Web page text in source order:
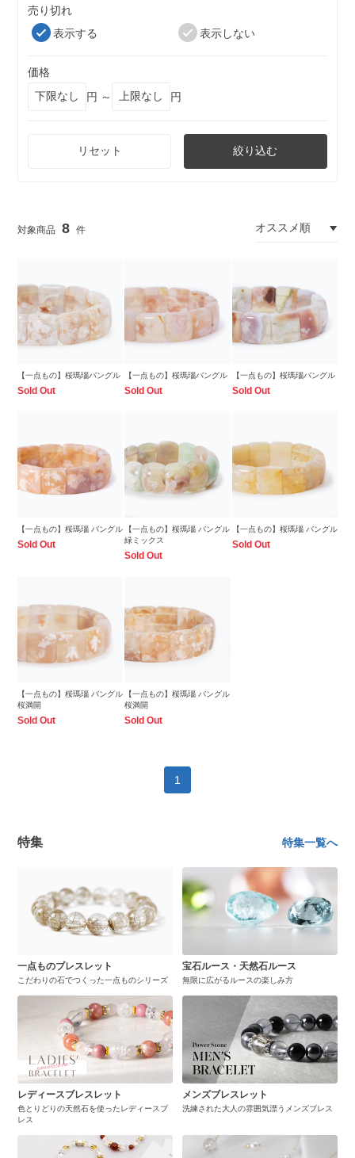
売り切れ
表示する
表示しない
価格
円 ～
円
リセット 絞り込む
8
【一点もの】桜瑪瑙バングル
Sold Out
【一点もの】桜瑪瑙バングル
Sold Out
【一点もの】桜瑪瑙バングル
Sold Out
【一点もの】桜瑪瑙 バングル
Sold Out
【一点もの】桜瑪瑙 バングル
緑ミックス
Sold Out
【一点もの】桜瑪瑙 バングル
Sold Out
【一点もの】桜瑪瑙 バングル
桜満開
Sold Out
【一点もの】桜瑪瑙 バングル
桜満開
Sold Out
1
特集 特集一覧へ
一点ものブレスレット
こだわりの石でつくった一点ものシリーズ
宝石ルース・天然石ルース
無限に広がるルースの楽しみ方
レディースブレスレット
色とりどりの天然石を使ったレディースブ
レス
メンズブレスレット
洗練された大人の雰囲気漂うメンズブレス